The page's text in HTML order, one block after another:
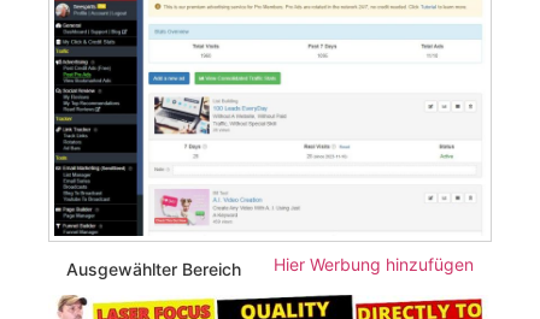
Ausgewählter Bereich Hier Werbung hinzufügen